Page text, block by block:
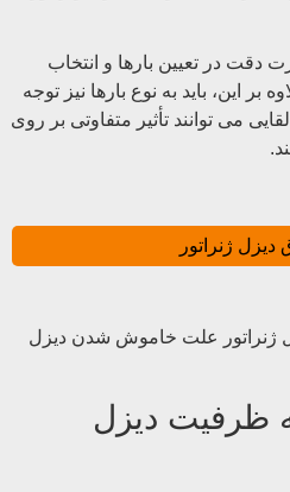
دقت در تعیین بارها و انتخاب
این، باید به نوع بارها نیز توجه
می ‌توانند تأثیر متفاوتی بر روی
ژنراتور
ظرفیت دیزل